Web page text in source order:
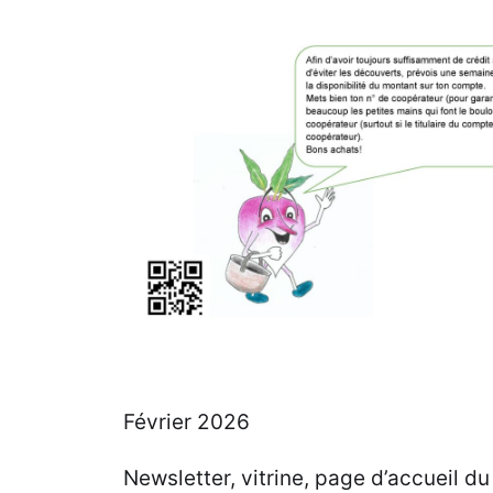
Février 2026
Newsletter, vitrine, page d’accueil